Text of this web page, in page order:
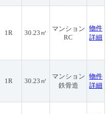
1R 30.23㎡
マンション
RC
物件
詳細
1R 30.23㎡
マンション
鉄骨造
物件
詳細